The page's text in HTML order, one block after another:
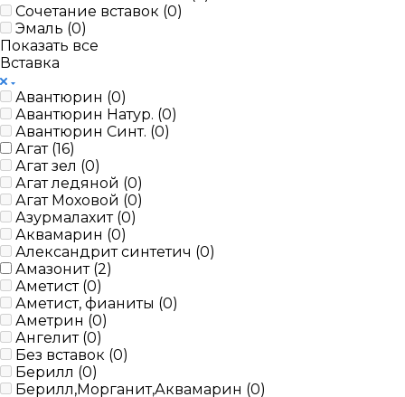
Сочетание вставок (0)
Эмаль (0)
Показать все
Вставка
Авантюрин (0)
Авантюрин Натур. (0)
Авантюрин Синт. (0)
Агат (16)
Агат зел (0)
Агат ледяной (0)
Агат Моховой (0)
Азурмалахит (0)
Аквамарин (0)
Александрит синтетич (0)
Амазонит (2)
Аметист (0)
Аметист, фианиты (0)
Аметрин (0)
Ангелит (0)
Без вставок (0)
Берилл (0)
Берилл,Морганит,Аквамарин (0)